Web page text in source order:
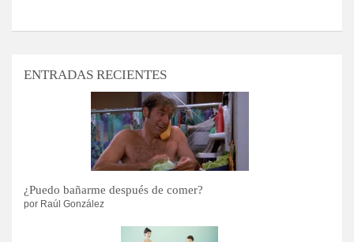
ENTRADAS RECIENTES
¿Puedo bañarme después de comer?
por Raúl González